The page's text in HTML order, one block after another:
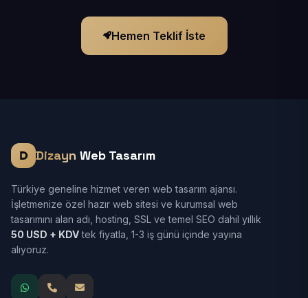
Hemen Teklif İste
Dizayn Web Tasarım
Türkiye geneline hizmet veren web tasarım ajansı.
İşletmenize özel hazır web sitesi ve kurumsal web
tasarımını alan adı, hosting, SSL ve temel SEO dahil yıllık
50 USD + KDVtek fiyatla, 1-3 iş günü içinde yayına
alıyoruz.